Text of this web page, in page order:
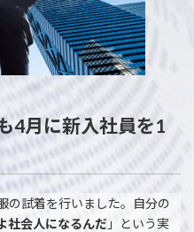
4月に新入社員を1
の試着を行いました。自分の
社会人になるんだ 」という実